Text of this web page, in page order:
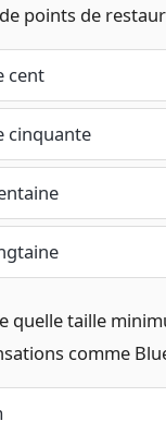
points de
cent
cinquante
quelle taille
comme